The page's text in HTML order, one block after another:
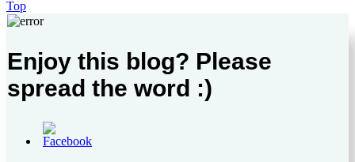
Top
Enjoy this blog? Please
spread the word :)